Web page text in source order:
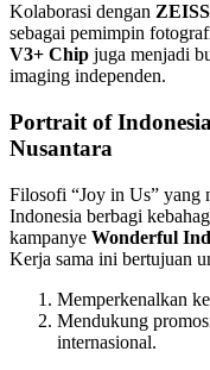
Kolaborasi dengan ZEISS
sebagai pemimpin
V3+ Chip juga menjadi
imaging independen.
Portrait of
Nusantara
Filosofi “Joy in Us” yang
Indonesia berbagi
kampanye Wonderful
Kerja sama ini bertujuan
Memperkenalkan
Mendukung
internasional.